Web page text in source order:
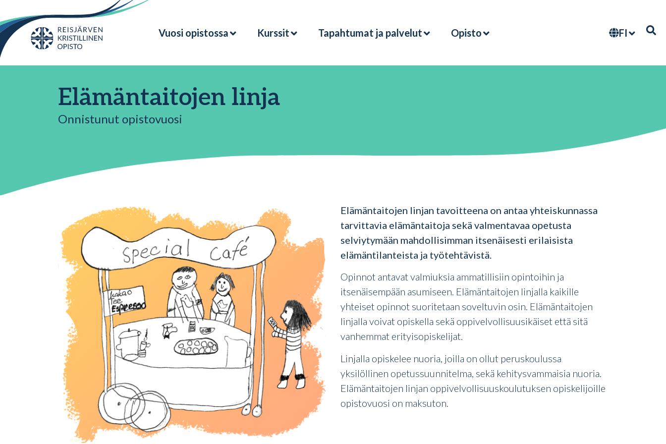
FI
Vuosi opistossa Kurssit Tapahtumat ja palvelut Opisto
Elämäntaitojen linja
Onnistunut opistovuosi
Elämäntaitojen linjan tavoitteena on antaa yhteiskunnassa
tarvittavia elämäntaitoja sekä valmentavaa opetusta
selviytymään mahdollisimman itsenäisesti erilaisista
elämäntilanteista ja työtehtävistä.
Opinnot antavat valmiuksia ammatillisiin opintoihin ja
itsenäisempään asumiseen. Elämäntaitojen linjalla kaikille
yhteiset opinnot suoritetaan soveltuvin osin. Elämäntaitojen
linjalla voivat opiskella sekä oppivelvollisuusikäiset että sitä
vanhemmat erityisopiskelijat.
Linjalla opiskelee nuoria, joilla on ollut peruskoulussa
yksilöllinen opetussuunnitelma, sekä kehitysvammaisia nuoria.
Elämäntaitojen linjan oppivelvollisuuskoulutuksen opiskelijoille
opistovuosi on maksuton.